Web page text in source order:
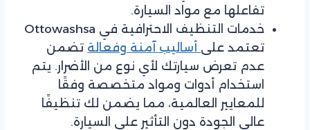
تفاعلها مع مواد السيارة.
خدمات التنظيف الاحترافية في Ottowashsa
تعتمد على أساليب آمنة وفعالة تضمن
عدم تعرض سيارتك لأي نوع من الأضرار. يتم
استخدام أدوات ومواد متخصصة وفقًا
للمعايير العالمية، مما يضمن لك تنظيفًا
عالي الجودة دون التأثير على السيارة.